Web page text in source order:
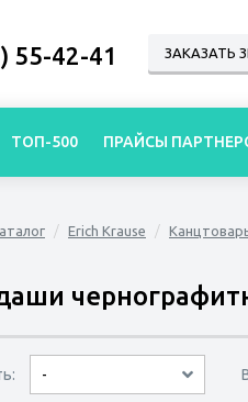
Erich Krause
-
55-42-41 ЗАКАЗАТЬ
ТОП-500 ПРАЙСЫ